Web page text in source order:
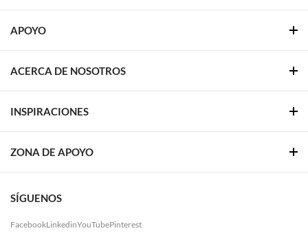
APOYO
ACERCA DE NOSOTROS
INSPIRACIONES
ZONA DE APOYO
SÍGUENOS
FacebookLinkedinYouTubePinterest